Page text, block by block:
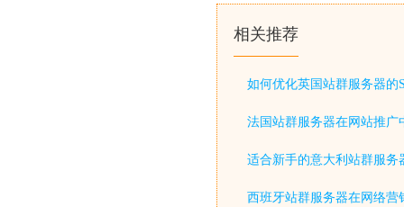
相关推荐
如何优化英国站群服务器的
法国站群服务器在网站推广
适合新手的意大利站群服务
西班牙站群服务器在网络营